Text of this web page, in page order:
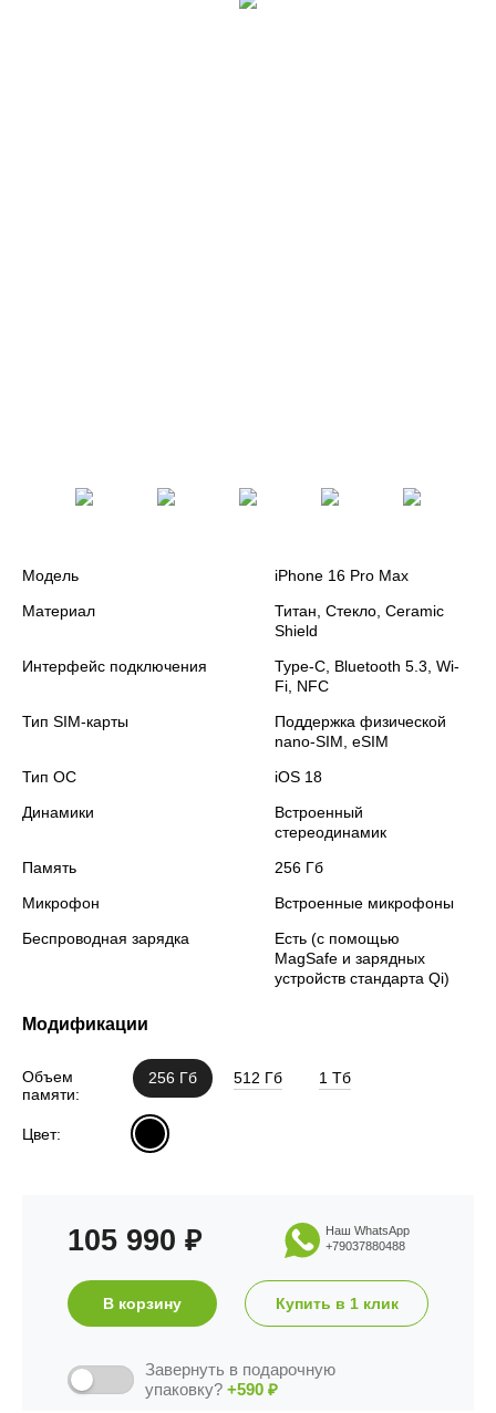
Модель
iPhone 16 Pro Max
Материал
Титан, Стекло, Ceramic
Shield
Интерфейс подключения
Type-C, Bluetooth 5.3, Wi-
Fi, NFC
Тип SIM-карты
Поддержка физической
nano‑SIM, eSIM
Тип ОС
iOS 18
Динамики
Встроенный
стереодинамик
Память
256 Гб
Микрофон
Встроенные микрофоны
Беспроводная зарядка
Есть (с помощью
MagSafe и зарядных
устройств стандарта Qi)
Модификации
Объем
памяти:
256 Гб 512 Гб 1 Тб
Цвет:
105 990 ₽
Наш WhatsApp
+79037880488
В корзину Купить в 1 клик
Завернуть в подарочную
упаковку? +590 ₽